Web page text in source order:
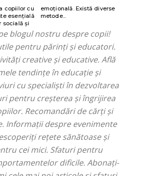
copiilor cu
esențială
socială și
diverse
metode...
blogul nostru despre copii!
pentru părinți și educatori.
creative și educative. Află
tendințe în educație și
cu specialiști în dezvoltarea
pentru creșterea și îngrijirea
Recomandări de cărți și
Informații despre evenimente
rețete sănătoase și
cei mici. Sfaturi pentru
dificile. Abonați-